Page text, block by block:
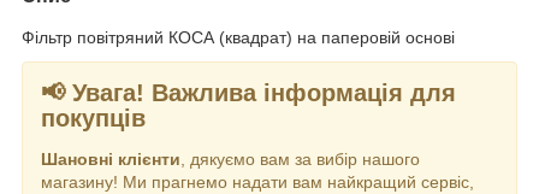
Фільтр повітряний КОСА (квадрат) на паперовій основі
📢 Увага! Важлива інформація для
покупців
Шановні клієнти, дякуємо вам за вибір нашого
магазину! Ми прагнемо надати вам найкращий сервіс,